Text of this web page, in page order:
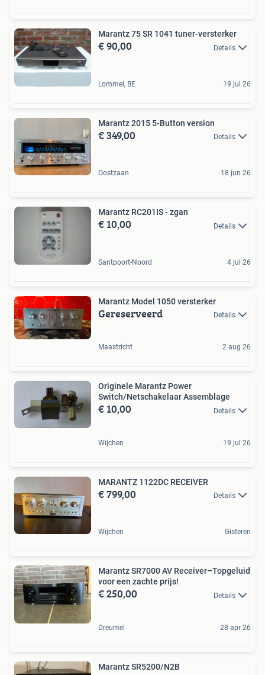
Marantz 75 SR 1041 tuner-versterker
€ 90,00 Details
Lommel, BE 19 jul 26
Marantz 2015 5-Button version
€ 349,00 Details
Oostzaan 18 jun 26
Marantz RC201IS - zgan
€ 10,00 Details
Santpoort-Noord 4 jul 26
Marantz Model 1050 versterker
Gereserveerd Details
Maastricht 2 aug 26
Originele Marantz Power
Switch/Netschakelaar Assemblage
€ 10,00 Details
Wijchen 19 jul 26
MARANTZ 1122DC RECEIVER
€ 799,00 Details
Wijchen Gisteren
Marantz SR7000 AV Receiver–Topgeluid
voor een zachte prijs!
€ 250,00 Details
Dreumel 28 apr 26
Marantz SR5200/N2B